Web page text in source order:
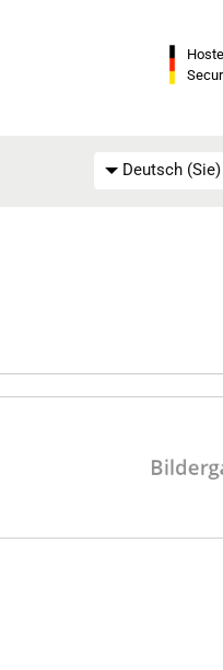
Deutsch (Sie)